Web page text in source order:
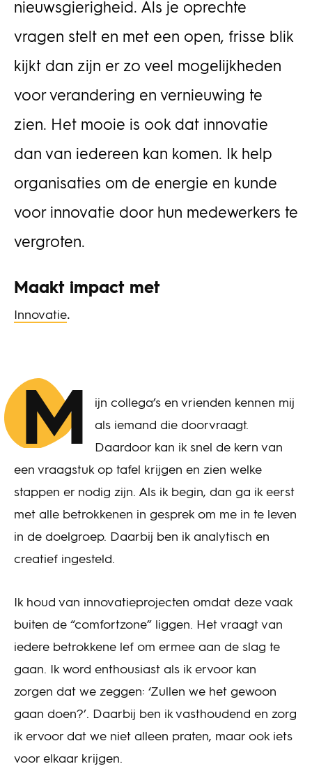
nieuwsgierigheid. Als je oprechte
vragen stelt en met een open, frisse blik
kijkt dan zijn er zo veel mogelijkheden
voor verandering en vernieuwing te
zien. Het mooie is ook dat innovatie
dan van iedereen kan komen. Ik help
organisaties om de energie en kunde
voor innovatie door hun medewerkers te
vergroten.
Maakt impact met
Innovatie.
M
ijn collega’s en vrienden kennen mij
als iemand die doorvraagt.
Daardoor kan ik snel de kern van
een vraagstuk op tafel krijgen en zien welke
stappen er nodig zijn. Als ik begin, dan ga ik eerst
met alle betrokkenen in gesprek om me in te leven
in de doelgroep. Daarbij ben ik analytisch en
creatief ingesteld.
Ik houd van innovatieprojecten omdat deze vaak
buiten de “comfortzone” liggen. Het vraagt van
iedere betrokkene lef om ermee aan de slag te
gaan. Ik word enthousiast als ik ervoor kan
zorgen dat we zeggen: ‘Zullen we het gewoon
gaan doen?’. Daarbij ben ik vasthoudend en zorg
ik ervoor dat we niet alleen praten, maar ook iets
voor elkaar krijgen.